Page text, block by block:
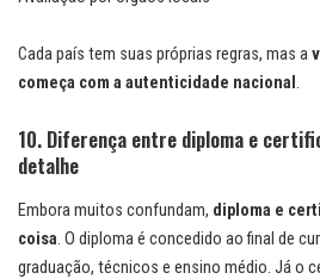
Cada país tem suas próprias regras, mas a
começa com a autenticidade nacional .
10. Diferença entre diploma e
detalhe
Embora muitos confundam, diploma e
coisa. O diploma é concedido ao final de
graduação, técnicos e ensino médio. Já o